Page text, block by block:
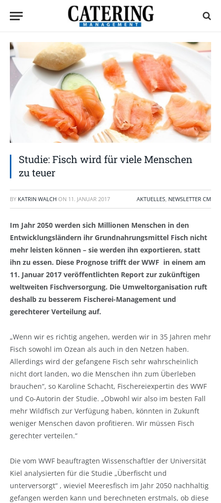
Studie: Fisch wird für viele Menschen
zu teuer
BY KATRIN WALCH ON 11. JANUAR 2017 AKTUELLES, NEWSLETTER CM
Im Jahr 2050 werden sich Millionen Menschen in den
Entwicklungsländern ihr Grundnahrungsmittel Fisch nicht
mehr leisten können – sie werden ihn exportieren, statt
ihn zu essen. Diese Prognose trifft der WWF in einem am
11. Januar 2017 veröffentlichten Report zur zukünftigen
weltweiten Fischversorgung. Die Umweltorganisation ruft
deshalb zu besserem Fischerei-Management und
gerechterer Verteilung auf.
„Wenn wir es richtig angehen, werden wir in 35 Jahren mehr
Fisch sowohl im Ozean als auch in den Netzen haben.
Allerdings wird der gefangene Fisch sehr wahrscheinlich
nicht dort landen, wo die Menschen ihn zum Überleben
brauchen“, so Karoline Schacht, Fischereiexpertin des WWF
und Co-Autorin der Studie. „Obwohl wir also im besten Fall
mehr Wildfisch zur Verfügung haben, könnten in Zukunft
weniger Menschen davon profitieren. Wir müssen Fisch
gerechter verteilen.“
Die vom WWF beauftragten Wissenschaftler der Universität
Kiel analysierten für die Studie „Überfischt und
unterversorgt“ , wieviel Meeresfisch im Jahr 2050 nachhaltig
gefangen werden kann und berechneten erstmals, ob diese